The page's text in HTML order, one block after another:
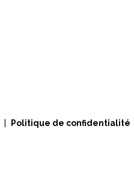
Politique de confidentialité